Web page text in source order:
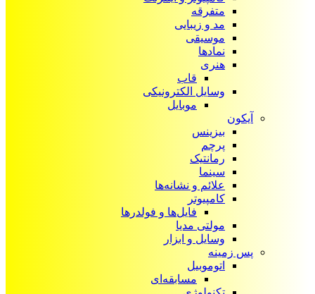
متفرقه
مد و زیبایی
موسیقی
نمادها
هنری
قاب
وسایل الکترونیکی
موبایل
آیکون‌
بیزینس
پرچم
رمانتیک
سینما
علائم و نشانه‌ها
کامپیوتر
فایل‌ها و فولدرها
مولتی مدیا
وسایل و ابزار
پس زمینه
اتوموبیل
مسابقه‌ای